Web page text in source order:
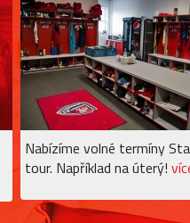
Nabízíme volné termíny
tour. Například na úterý!